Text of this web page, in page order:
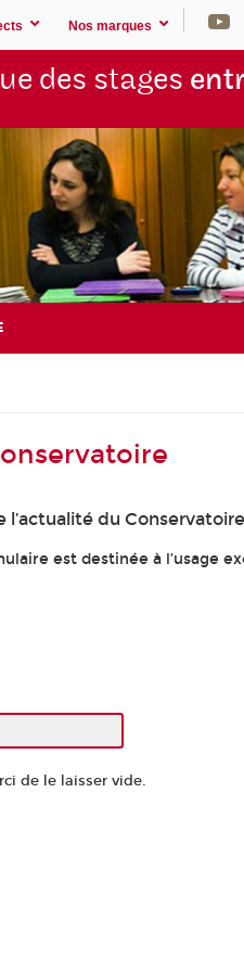
Nos marques
des stages
du
est destinée à l’usage
de le laisser vide.